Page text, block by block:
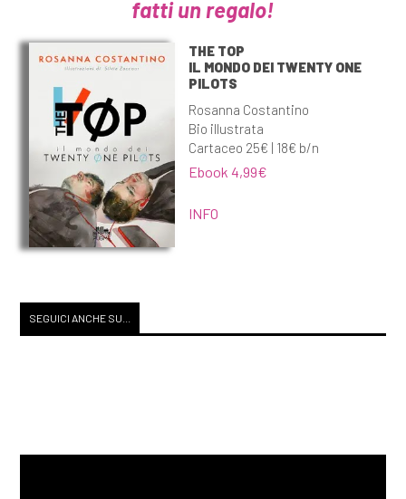
fatti un regalo!
THE TOP
IL MONDO DEI TWENTY ONE
PILOTS
Rosanna Costantino
Bio illustrata
Cartaceo 25€ | 18€ b/n
Ebook 4,99€
INFO
SEGUICI ANCHE SU...